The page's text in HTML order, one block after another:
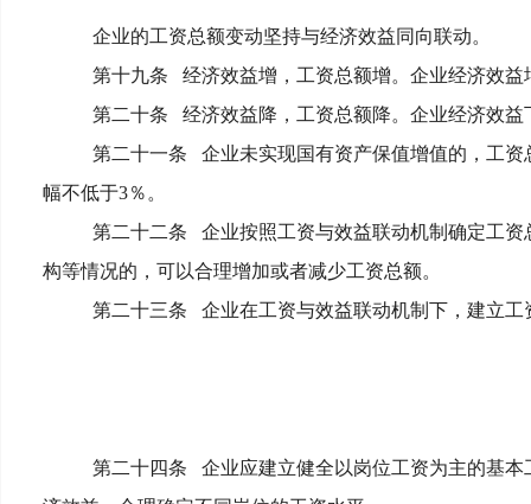
企业的工资总额变动坚持与经济效益同向联动。
第十九条 经济效益增，工资总额增。企业经济效
第二十条 经济效益降，工资总额降。企业经济效
第二十一条 企业未实现国有资产保值增值的，工
幅不低于3％。
第二十二条 企业按照工资与效益联动机制确定工
构等情况的，可以合理增加或者减少工资总额。
第二十三条 企业在工资与效益联动机制下，建立
第二十四条 企业应建立健全以岗位工资为主的基